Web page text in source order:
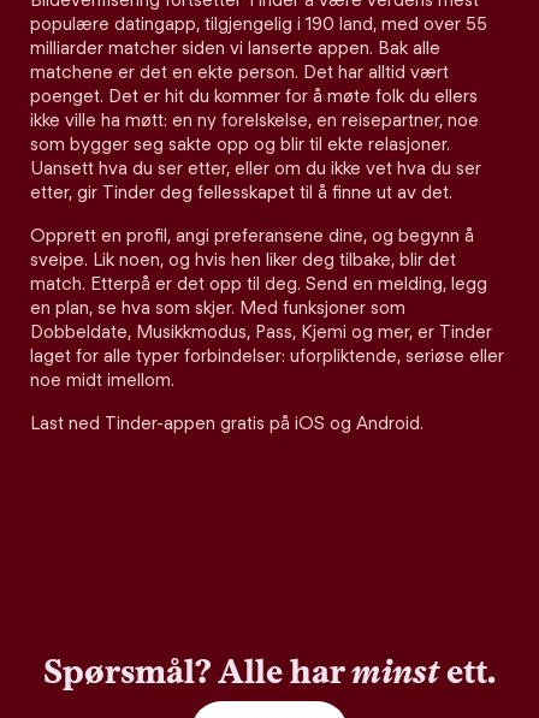
populære datingapp, tilgjengelig i 190 land, med over 55
milliarder matcher siden vi lanserte appen. Bak alle
matchene er det en ekte person. Det har alltid vært
poenget. Det er hit du kommer for å møte folk du ellers
ikke ville ha møtt: en ny forelskelse, en reisepartner, noe
som bygger seg sakte opp og blir til ekte relasjoner.
Uansett hva du ser etter, eller om du ikke vet hva du ser
etter, gir Tinder deg fellesskapet til å finne ut av det.
Opprett en profil, angi preferansene dine, og begynn å
sveipe. Lik noen, og hvis hen liker deg tilbake, blir det
match. Etterpå er det opp til deg. Send en melding, legg
en plan, se hva som skjer. Med funksjoner som
Dobbeldate, Musikkmodus, Pass, Kjemi og mer, er Tinder
laget for alle typer forbindelser: uforpliktende, seriøse eller
noe midt imellom.
Last ned Tinder-appen gratis på iOS og Android.
Spørsmål? Alle harminstett.